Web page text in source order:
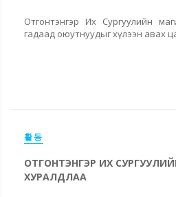
Отгонтэнгэр Их Сургуулийн
гадаад оюутнуудыг хүлээн авах
활동
ОТГОНТЭНГЭР ИХ
ХУРАЛДЛАА